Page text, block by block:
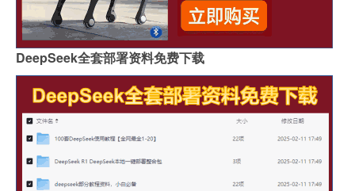
DeepSeek全套部署资料免费下载